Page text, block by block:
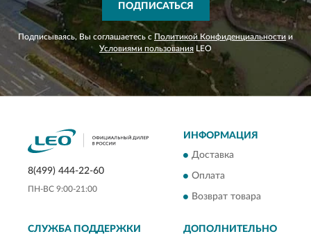
ПОДПИСАТЬСЯ
Подписываясь, Вы соглашаетесь сПолитикой Конфиденциальности и
Условиями пользования LEO
8(499) 444-22-60
ПН-ВС 9:00-21:00
ИНФОРМАЦИЯ
Доставка
Оплата
Возврат товара
СЛУЖБА ПОДДЕРЖКИ ДОПОЛНИТЕЛЬНО